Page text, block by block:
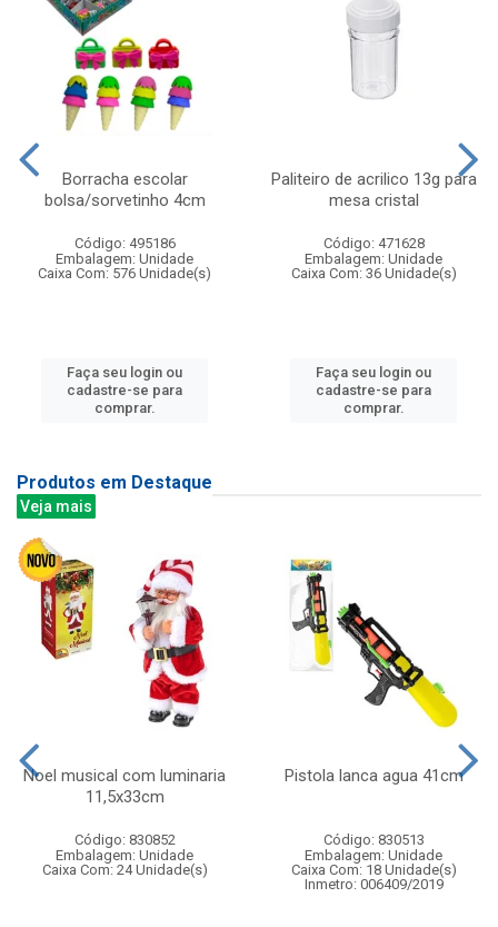
Borracha escolar
bolsa/sorvetinho 4cm
Código: 495186
Embalagem: Unidade
Caixa Com: 576 Unidade(s)
Faça seu login ou
cadastre-se para
comprar.
Paliteiro de acrilico 13g para
mesa cristal
Código: 471628
Embalagem: Unidade
Caixa Com: 36 Unidade(s)
Faça seu login ou
cadastre-se para
comprar.
Produtos em Destaque
Veja mais
Noel musical com luminaria
11,5x33cm
Código: 830852
Embalagem: Unidade
Caixa Com: 24 Unidade(s)
Pistola lanca agua 41cm
Código: 830513
Embalagem: Unidade
Caixa Com: 18 Unidade(s)
Inmetro: 006409/2019